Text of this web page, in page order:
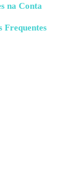
na Conta
Frequentes